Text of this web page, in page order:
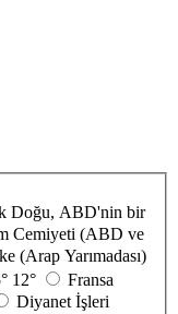
Doğu, ABD'nin bir
Cemiyeti (ABD ve
(Arap Yarımadası)
12°
Fransa
Diyanet İşleri